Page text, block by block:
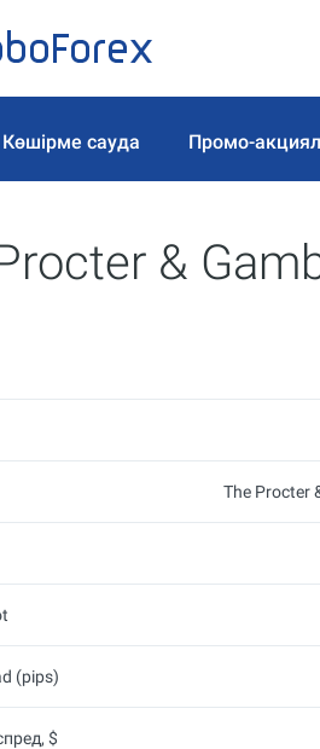
Көшірме сауда Промо-
&
The Procter
(pips)
$